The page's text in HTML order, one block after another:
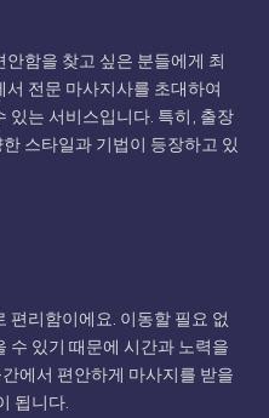
함을 찾고 싶은 분들에게 최
전문 마사지사를 초대하여
있는 서비스입니다. 특히, 출장
스타일과 기법이 등장하고 있
편리함이에요. 이동할 필요 없
수 있기 때문에 시간과 노력을
에서 편안하게 마사지를 받을
됩니다.